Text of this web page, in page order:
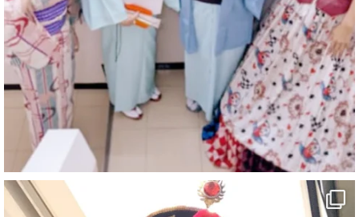
@comedy_illusion · 3 8月
お疲れ様です
ブログ更新しました
「マジシャン和歌山旅 白浜町・文殊堂」
#企業公式がお疲れ様を言い合う
#旅行好きな人と繋がりたい
#一人旅
#女性マジシャン
#出張マジック
#マジシャン派遣